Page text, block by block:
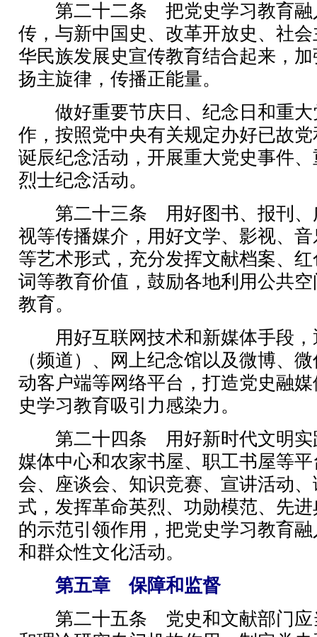
第二十二条 把党史学习教育融
传，与新中国史、改革开放史、社
华民族发展史宣传教育结合起来，
扬主旋律，传播正能量。
做好重要节庆日、纪念日和重大
作，按照党中央有关规定办好已故
诞辰纪念活动，开展重大党史事件
烈士纪念活动。
第二十三条 用好图书、报刊、
视等传播媒介，用好文学、影视、
等艺术形式，充分发挥文献档案、
词等教育价值，鼓励各地利用公共
教育。
用好互联网技术和新媒体手段，
（频道）、网上纪念馆以及微博、
动客户端等网络平台，打造党史融
史学习教育吸引力感染力。
第二十四条 用好新时代文明实
媒体中心和农家书屋、职工书屋等
会、座谈会、知识竞赛、宣讲活动
式，发挥革命英烈、功勋模范、先
的示范引领作用，把党史学习教育
和群众性文化活动。
第五章 保障和监督
第二十五条 党史和文献部门应